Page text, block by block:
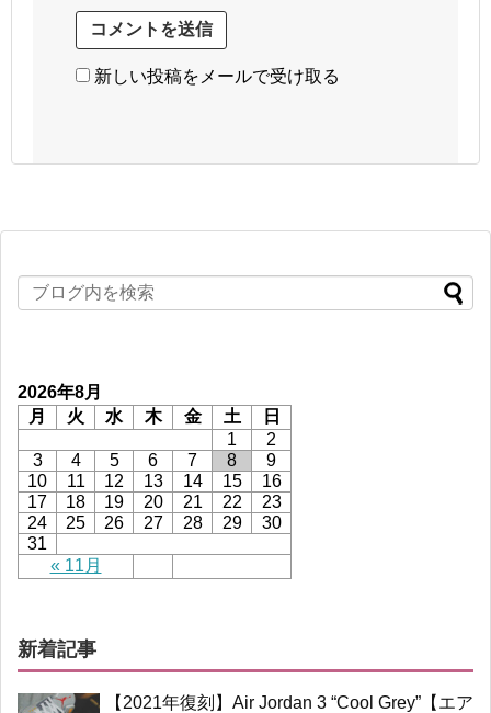
新しい投稿をメールで受け取る
2026年8月
月
火 水 木 金 土 日
« 11月
1
2
3
4 5 6 7 8
9
10
11 12 13 14 15
16
17
18 19 20 21 22
23
24
25 26 27 28 29
30
31
新着記事
【2021年復刻】Air Jordan 3 “Cool Grey”【エア